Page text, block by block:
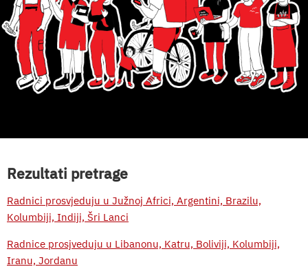
Rezultati pretrage
Radnici prosvjeduju u Južnoj Africi, Argentini, Brazilu,
Kolumbiji, Indiji, Šri Lanci
Radnice prosjveduju u Libanonu, Katru, Boliviji, Kolumbiji,
Iranu, Jordanu